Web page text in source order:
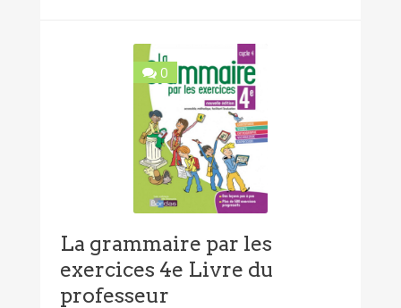
0
La grammaire par les
exercices 4e Livre du
professeur